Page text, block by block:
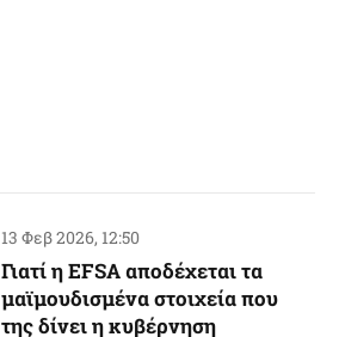
13 Φεβ 2026, 12:50
Γιατί η EFSA αποδέχεται τα
μαϊμουδισμένα στοιχεία που
της δίνει η κυβέρνηση